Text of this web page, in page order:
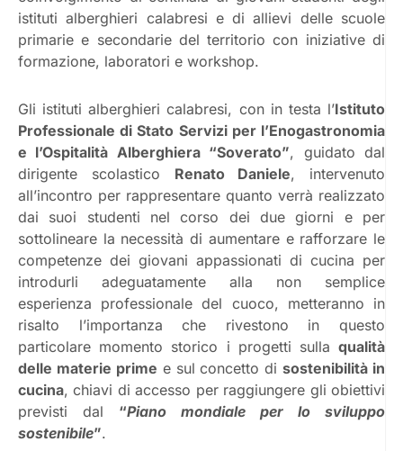
istituti alberghieri calabresi e di allievi delle scuole
primarie e secondarie del territorio con iniziative di
formazione, laboratori e workshop.
Gli istituti alberghieri calabresi, con in testa l’Istituto
Professionale di Stato Servizi per l’Enogastronomia
e l’Ospitalità Alberghiera “Soverato”, guidato dal
dirigente scolastico Renato Daniele, intervenuto
all’incontro per rappresentare quanto verrà realizzato
dai suoi studenti nel corso dei due giorni e per
sottolineare la necessità di aumentare e rafforzare le
competenze dei giovani appassionati di cucina per
introdurli adeguatamente alla non semplice
esperienza professionale del cuoco, metteranno in
risalto l’importanza che rivestono in questo
particolare momento storico i progetti sulla qualità
delle materie prime e sul concetto disostenibilità in
cucina, chiavi di accesso per raggiungere gli obiettivi
previsti dal “Piano mondiale per lo sviluppo
sostenibile”.